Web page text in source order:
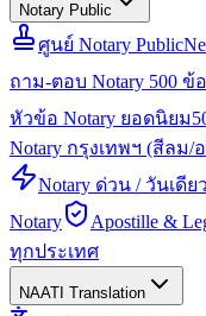
Notary Public
ศูนย์ Notary Public
ถาม-ตอบ Notary 500 ข้อ
หัวข้อ Notary ยอดนิยม
Notary กรุงเทพฯ (สีลม/
Notary ด่วน / วันเดีย
Notary
Apostille &
ทุกประเทศ
NAATI Translation